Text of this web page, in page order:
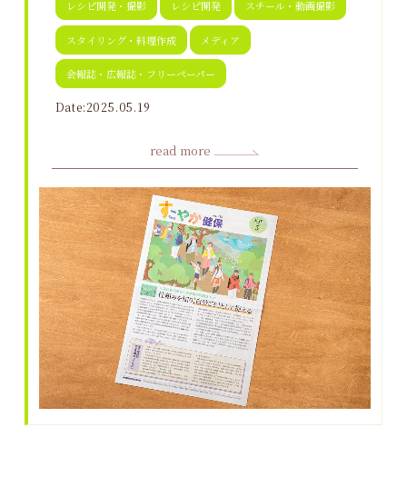
レシピ開発・撮影 レシピ開発 スチール・動画撮影
スタイリング・料理作成 メディア
会報誌・広報誌・フリーペーパー
Date:2025.05.19
read more